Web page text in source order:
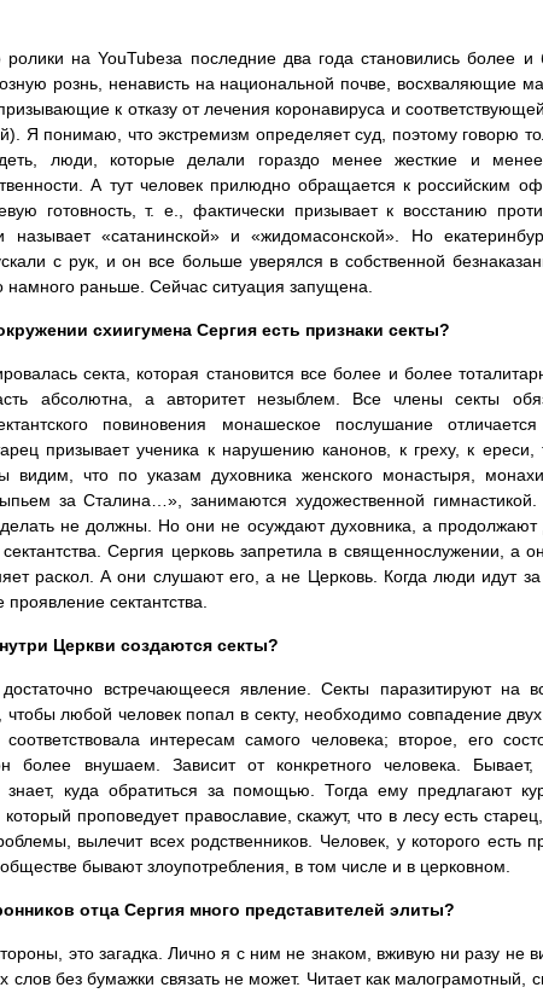
на YouTubeза последние два года становились более и
рознь, ненависть на национальной почве, восхваляющие
к отказу от лечения коронавируса и
Я понимаю, что экстремизм определяет суд, поэтому говорю
люди, которые делали гораздо менее жесткие и
А тут человек прилюдно обращается к российским
готовность, т. е., фактически призывает к восстанию
называет «сатанинской» и «жидомасонской». Но
с рук, и он все больше уверялся в собственной
намного раньше. Сейчас ситуация запущена.
схиигумена Сергия есть признаки секты?
секта, которая становится все более и более
абсолютна, а авторитет незыблем. Все члены секты
повиновения монашеское послушание
призывает ученика к нарушению канонов, к греху, к
видим, что по указам духовника женского монастыря,
за Сталина…», занимаются художественной
не должны. Но они не осуждают духовника, а продолжают
Сергия церковь запретила в священнослужении, а
раскол. А они слушают его, а не Церковь. Когда люди идут
сектантства.
Церкви создаются секты?
встречающееся явление. Секты паразитируют на
чтобы любой человек попал в секту, необходимо совпадение
соответствовала интересам самого человека; второе, его
более внушаем. Зависит от конкретного человека.
куда обратиться за помощью. Тогда ему предлагают
проповедует православие, скажут, что в лесу есть
вылечит всех родственников. Человек, у которого есть
бывают злоупотребления, в том числе и в церковном.
отца Сергия много представителей элиты?
это загадка. Лично я с ним не знаком, вживую ни разу не
слов без бумажки связать не может. Читает как малограмотный,